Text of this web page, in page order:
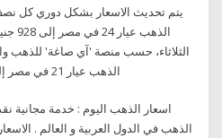
يتم تحديث الاسعار بشكل دوري كل
الثلاثاء، حسب منصة 'آي صاغة' للذهب
الذهب عيار 21 في مصر إلى 812 جنيها، مقابل 805 جنيهات
اسعار الذهب اليوم : خدمة مجانية
الذهب في الدول العربية و العالم .